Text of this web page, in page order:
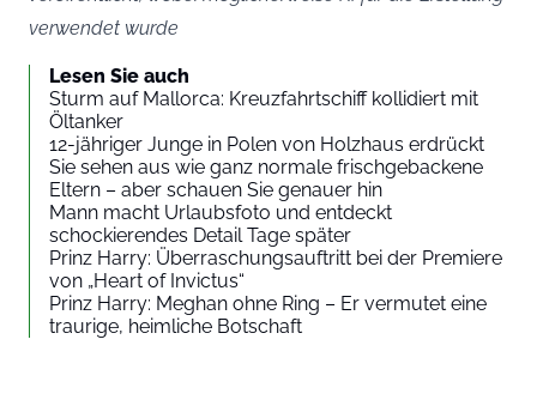
verwendet wurde
Lesen Sie auch
Sturm auf Mallorca: Kreuzfahrtschiff kollidiert mit
Öltanker
12-jähriger Junge in Polen von Holzhaus erdrückt
Sie sehen aus wie ganz normale frischgebackene
Eltern – aber schauen Sie genauer hin
Mann macht Urlaubsfoto und entdeckt
schockierendes Detail Tage später
Prinz Harry: Überraschungsauftritt bei der Premiere
von „Heart of Invictus“
Prinz Harry: Meghan ohne Ring – Er vermutet eine
traurige, heimliche Botschaft